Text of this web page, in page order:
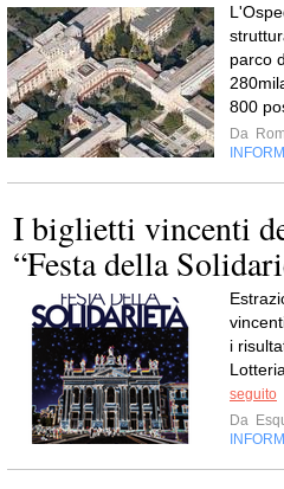
parco
800
Da
I biglietti vincenti
“Festa della
i
seguito
Da